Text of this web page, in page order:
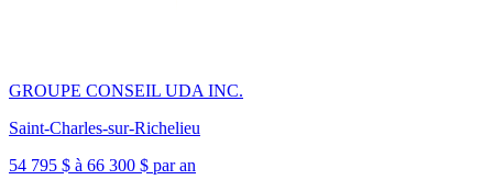
GROUPE CONSEIL UDA INC.
Saint-Charles-sur-Richelieu
54 795 $ à 66 300 $ par an